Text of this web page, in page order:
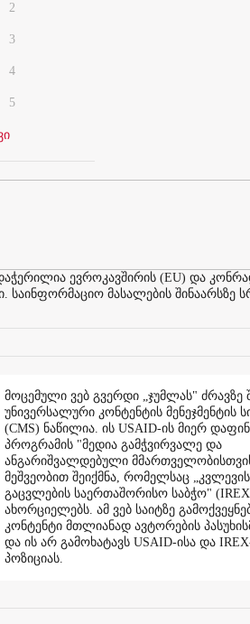
2
3
4
5
ევროკავშირის (EU) და
მასალების შინაარსზე
მოცემული ვებ გვერდი „ჯუმლას" ძრავზე
უნივერსალური კონტენტის მენეჯმენტის
(CMS) ნაწილია. ის USAID-ის მიერ
პროგრამის "მედია გამჭვირვალე და
ანგარიშვალდებული
მეშვეობით შეიქმნა, რომელსაც
გაცვლების საერთაშორისო საბჭო"
ახორციელებს. ამ ვებ საიტზე
კონტენტი მთლიანად ავტორების
და ის არ გამოხატავს USAID-ისა და
პოზიციას.